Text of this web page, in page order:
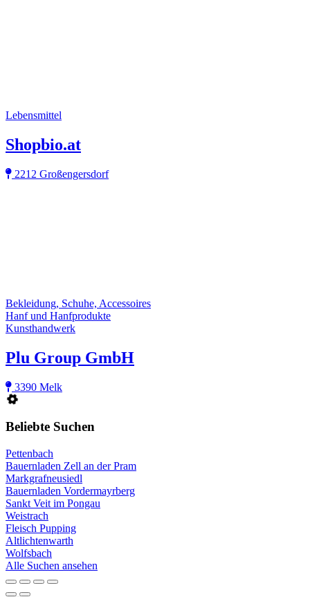
Lebensmittel
Shopbio.at
2212 Großengersdorf
Bekleidung, Schuhe, Accessoires
Hanf und Hanfprodukte
Kunsthandwerk
Plu Group GmbH
3390 Melk
Beliebte Suchen
Pettenbach
Bauernladen Zell an der Pram
Markgrafneusiedl
Bauernladen Vordermayrberg
Sankt Veit im Pongau
Weistrach
Fleisch Pupping
Altlichtenwarth
Wolfsbach
Alle Suchen ansehen